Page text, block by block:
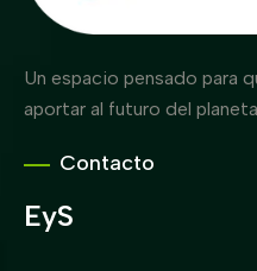
Un espacio pensado para
aportar al futuro del
Contacto
EyS